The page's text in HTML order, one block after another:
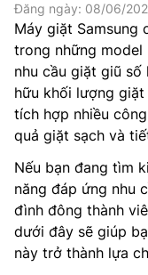
Đăng ngày: 08/06/
Máy giặt Samsung
trong những
nhu cầu giặt giũ
hữu khối lượng
tích hợp nhiều
quả giặt sạch và
Nếu bạn đang tìm
năng đáp ứng nhu
đình đông thành
dưới đây sẽ giúp
này trở thành lựa